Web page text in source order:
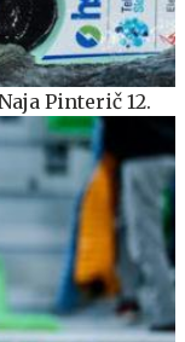
Pinterič 12.